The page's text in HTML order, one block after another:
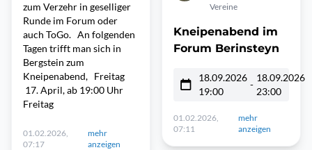
zum Verzehr in geselliger
Runde im Forum oder
auch ToGo. An folgenden
Tagen trifft man sich in
Bergstein zum
Kneipenabend, Freitag
17. April, ab 19:00 Uhr
Freitag
01.02.2026,
07:17
mehr
anzeigen
Vereine
Kneipenabend im
Forum Berinsteyn
18.09.2026
19:00
-
18.09.2026
23:00
01.02.2026,
07:11
mehr
anzeigen